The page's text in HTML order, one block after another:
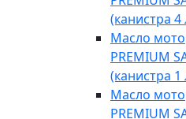
(канистра 4
Масло
PREMIUM
(канистра 1
Масло
PREMIUM